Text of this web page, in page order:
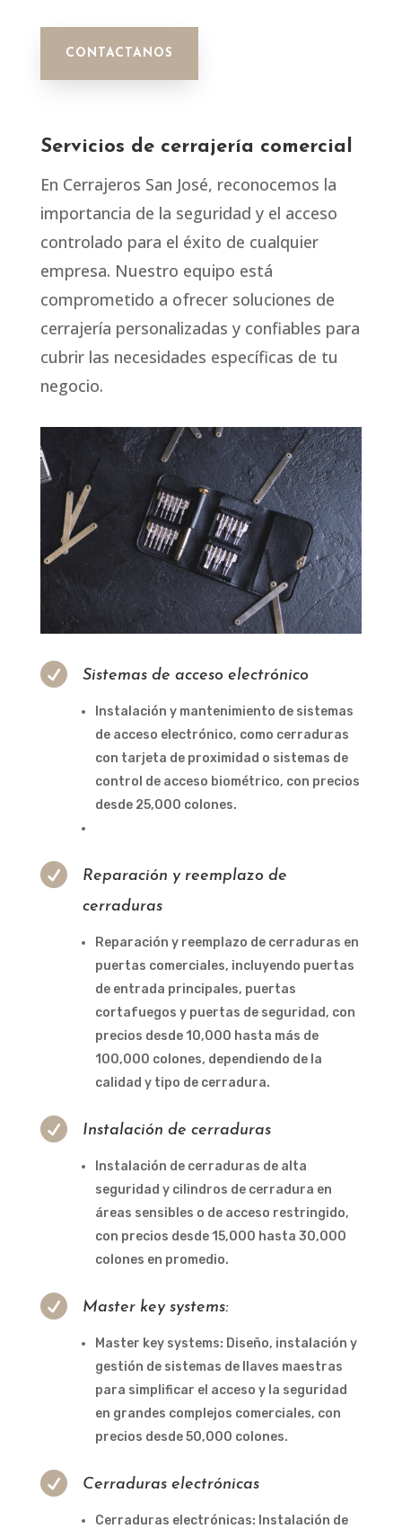
CONTACTANOS
Servicios de cerrajería comercial
En Cerrajeros San José, reconocemos la
importancia de la seguridad y el acceso
controlado para el éxito de cualquier
empresa. Nuestro equipo está
comprometido a ofrecer soluciones de
cerrajería personalizadas y confiables para
cubrir las necesidades específicas de tu
negocio.
 Sistemas de acceso electrónico
Instalación y mantenimiento de sistemas
de acceso electrónico, como cerraduras
con tarjeta de proximidad o sistemas de
control de acceso biométrico, con precios
desde 25,000 colones.

Reparación y reemplazo de
cerraduras
Reparación y reemplazo de cerraduras en
puertas comerciales, incluyendo puertas
de entrada principales, puertas
cortafuegos y puertas de seguridad, con
precios desde 10,000 hasta más de
100,000 colones, dependiendo de la
calidad y tipo de cerradura.
 Instalación de cerraduras
Instalación de cerraduras de alta
seguridad y cilindros de cerradura en
áreas sensibles o de acceso restringido,
con precios desde 15,000 hasta 30,000
colones en promedio.
 Master key systems:
Master key systems: Diseño, instalación y
gestión de sistemas de llaves maestras
para simplificar el acceso y la seguridad
en grandes complejos comerciales, con
precios desde 50,000 colones.
 Cerraduras electrónicas
Cerraduras electrónicas: Instalación de